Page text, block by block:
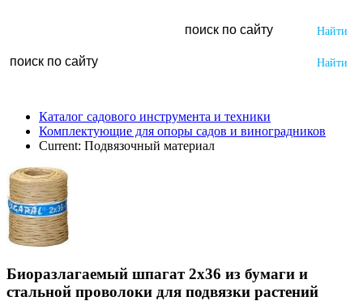
Каталог садового инструмента и техники
Комплектующие для опоры садов и виноградников
Current: Подвязочный материал
Биоразлагаемый шпагат 2x36 из бумаги и
стальной проволоки для подвязки растений